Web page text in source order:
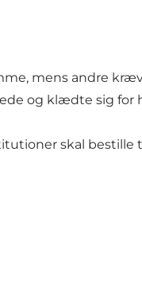
mens andre
og klædte sig for
skal bestille